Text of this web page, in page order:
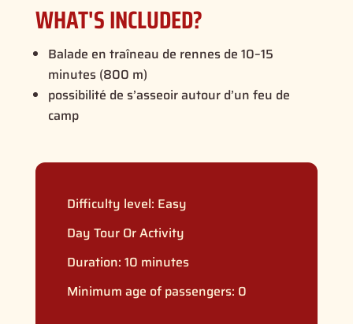
WHAT'S INCLUDED?
Balade en traîneau de rennes de 10–15
minutes (800 m)
possibilité de s’asseoir autour d’un feu de
camp
Difficulty level: Easy
Day Tour Or Activity
Duration: 10 minutes
Minimum age of passengers: 0